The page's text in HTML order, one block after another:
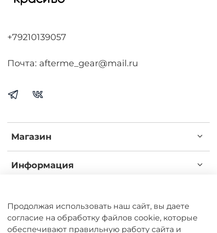
Магазин
Информация
+79210139057
Почта: afterme_gear@mail.ru
Беги красиво 2025
Продолжая использовать наш сайт, вы даете
согласие на обработку файлов cookie, которые
обеспечивают правильную работу сайта и